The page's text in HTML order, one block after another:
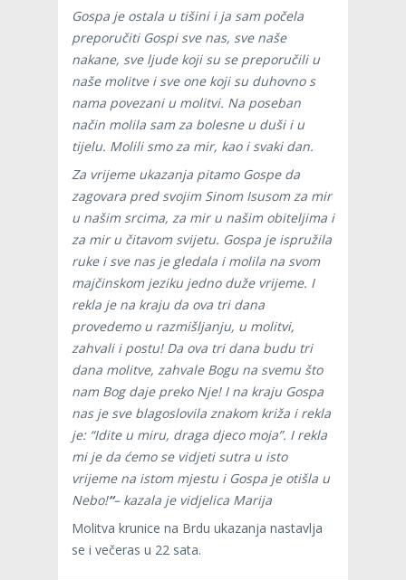
Gospa je ostala u tišini i ja sam počela
preporučiti Gospi sve nas, sve naše
nakane, sve ljude koji su se preporučili u
naše molitve i sve one koji su duhovno s
nama povezani u molitvi. Na poseban
način molila sam za bolesne u duši i u
tijelu. Molili smo za mir, kao i svaki dan.
Za vrijeme ukazanja pitamo Gospe da
zagovara pred svojim Sinom Isusom za mir
u našim srcima, za mir u našim obiteljima i
za mir u čitavom svijetu. Gospa je ispružila
ruke i sve nas je gledala i molila na svom
majčinskom jeziku jedno duže vrijeme. I
rekla je na kraju da ova tri dana
provedemo u razmišljanju, u molitvi,
zahvali i postu! Da ova tri dana budu tri
dana molitve, zahvale Bogu na svemu što
nam Bog daje preko Nje! I na kraju Gospa
nas je sve blagoslovila znakom križa i rekla
je: “Idite u miru, draga djeco moja”. I rekla
mi je da ćemo se vidjeti sutra u isto
vrijeme na istom mjestu i Gospa je otišla u
Nebo!“– kazala je vidjelica Marija
Molitva krunice na Brdu ukazanja nastavlja
se i večeras u 22 sata.